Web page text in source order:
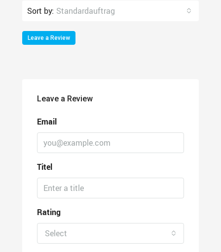
Sort by: Standardauftrag
Leave a Review
Leave a Review
Email
Titel
Rating
Select